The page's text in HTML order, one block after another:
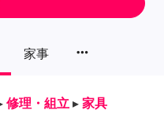
家事 more_horiz
修理・組立 ▸ 家具